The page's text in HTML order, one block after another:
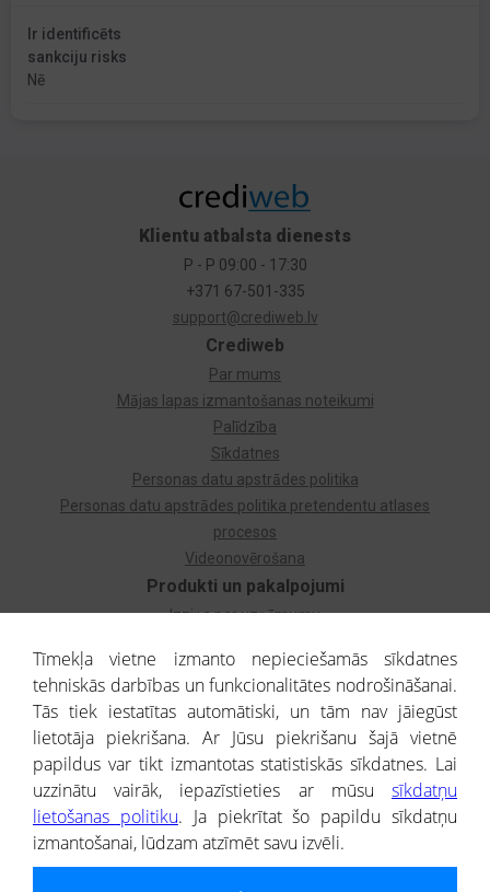
Ir identificēts
sankciju risks
Nē
Produkti un pakalpojumi
Izziņa par uzņēmumu
Dzimtas koks
Uzņēmumu atlase
Monitorings
Kredītizziņa par ārvalstu uzņēmumiem
Crediweb
Par mums
Mājas lapas izmantošanas noteikumi
Palīdzība
Sīkdatnes
Personas datu apstrādes politika
Personas datu apstrādes politika pretendentu atlases
procesos
Videonovērošana
Klientu atbalsta dienests
P - P 09:00 - 17:30
+371 67-501-335
support@crediweb.lv
® CREDITREFORM Latvija
SIA
Tīmekļa vietne izmanto nepieciešamās sīkdatnes
tehniskās darbības un funkcionalitātes nodrošināšanai.
Tās tiek iestatītas automātiski, un tām nav jāiegūst
lietotāja piekrišana. Ar Jūsu piekrišanu šajā vietnē
papildus var tikt izmantotas statistiskās sīkdatnes. Lai
uzzinātu vairāk, iepazīstieties ar mūsu sīkdatņu
lietošanas politiku. Ja piekrītat šo papildu sīkdatņu
izmantošanai, lūdzam atzīmēt savu izvēli.